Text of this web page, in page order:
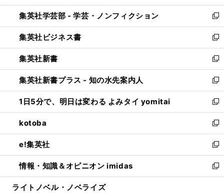
開
く
ウ
で
開
く
ン
ド
ウ
で
開
く
ウ
ィ
ン
ド
ウ
で
開
く
集英社学芸部 - 学芸・ノンフィクション
新
し
い
ウ
ィ
ン
ド
ウ
で
開
く
集英社ビジネス書
新
し
い
ウ
ィ
ン
ド
ウ
で
開
く
集英社新書
新
し
い
ウ
ィ
ン
ド
ウ
で
開
く
集英社新書プラス - 知の水先案内人
新
し
い
ウ
ィ
ン
ド
ウ
で
開
1日5分で、明日は変わる よみタイ yomitai
新
し
い
ウ
ィ
ン
ド
ウ
kotoba
新
し
い
ウ
ィ
ン
e!集英社
新
し
い
ウ
情報・知識＆オピニオン imidas
新
し
ライトノベル・ノベライズ